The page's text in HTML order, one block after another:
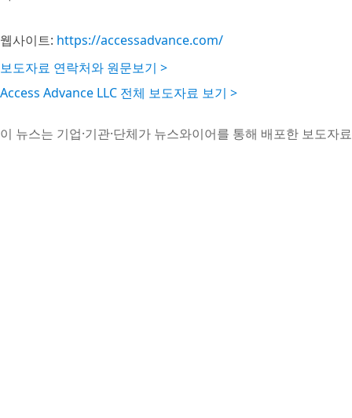
웹사이트: https://accessadvance.com/
보도자료 연락처와 원문보기 >
Access Advance LLC 전체 보도자료 보기 >
이 뉴스는 기업·기관·단체가 뉴스와이어를 통해 배포한 보도자